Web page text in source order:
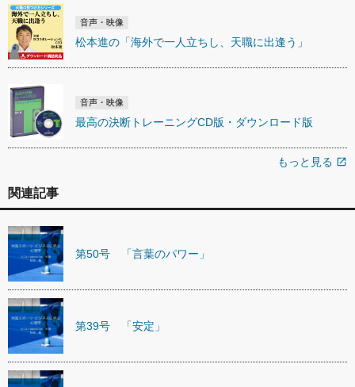
音声・映像
松本進の「海外で一人立ちし、天職に出逢う」
音声・映像
最高の決断トレーニングCD版・ダウンロード版
もっと見る open_in_new
関連記事
第50号 「言葉のパワー」
第39号 「安定」